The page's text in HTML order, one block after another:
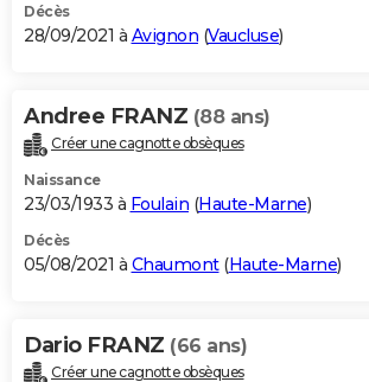
Décès
28/09/2021 à Avignon (Vaucluse)
Andree FRANZ (88 ans)
Créer une cagnotte obsèques
Naissance
23/03/1933 à Foulain (Haute-Marne)
Décès
05/08/2021 à Chaumont(Haute-Marne)
Dario FRANZ (66 ans)
Créer une cagnotte obsèques